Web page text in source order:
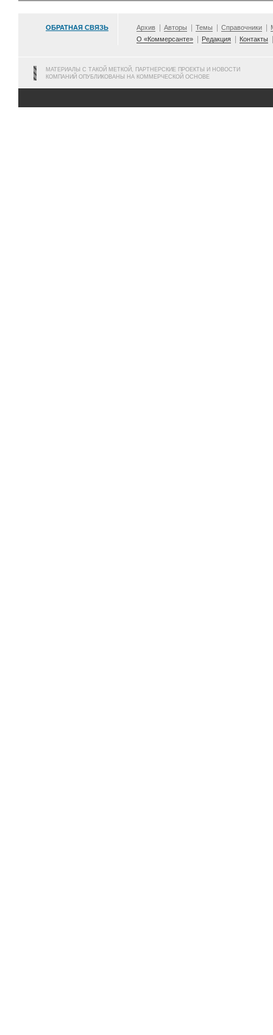
ОБРАТНАЯ СВЯЗЬ Архив Авторы Темы Справочники
О «Коммерсанте»
Редакция Контакты
МАТЕРИАЛЫ С ТАКОЙ МЕТКОЙ, ПАРТНЕРСКИЕ ПРОЕКТЫ И НОВОСТИ
КОМПАНИЙ ОПУБЛИКОВАНЫ НА КОММЕРЧЕСКОЙ ОСНОВЕ